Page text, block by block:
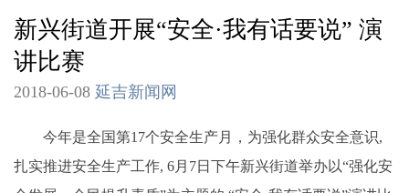
新兴街道开展“安全·我有话要说” 演
讲比赛
2018-06-08 延吉新闻网
今年是全国第17个安全生产月，为强化群众安全意识,
扎实推进安全生产工作, 6月7日下午新兴街道举办以“强化安